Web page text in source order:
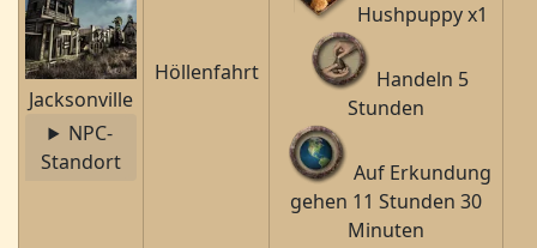
Jacksonville
NPC-
Standort
Höllenfahrt
Hushpuppy x1
Handeln 5
Stunden
Auf Erkundung
gehen 11 Stunden 30
Minuten